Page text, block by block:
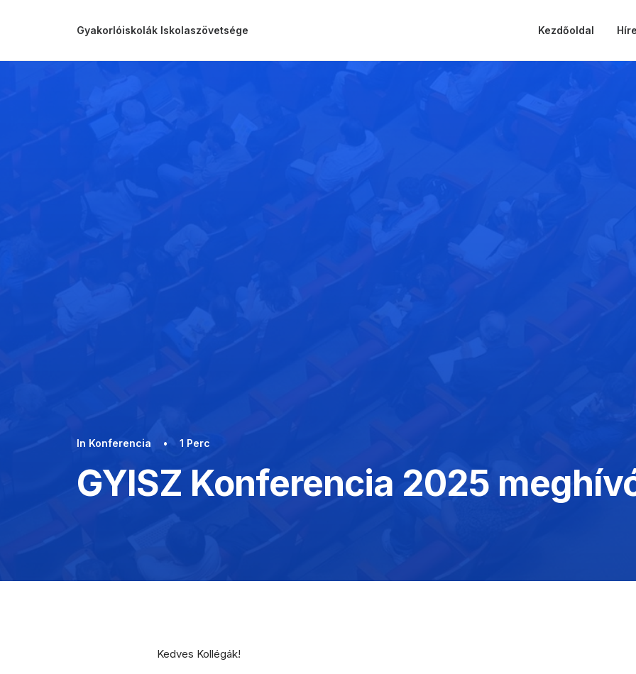
Gyakorlóiskolák Iskolaszövetsége Kezdőoldal
In Konferencia • 1 Perc
GYISZ Konferencia 2025
Kedves Kollégák!